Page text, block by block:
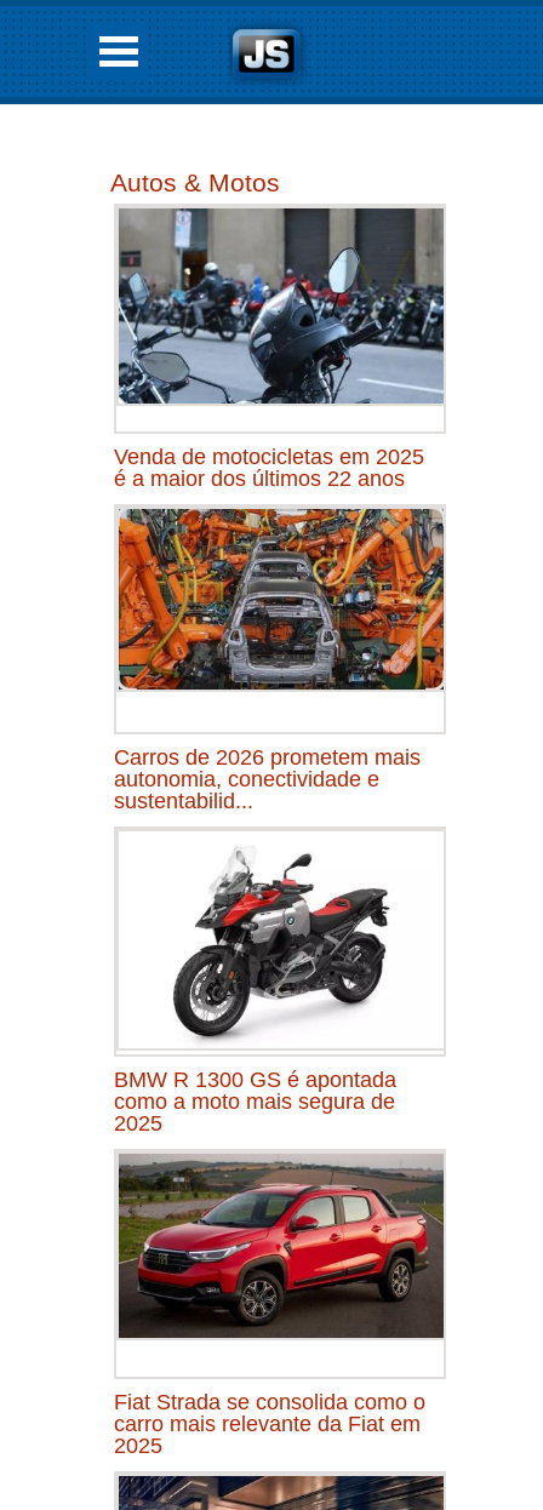
Autos & Motos
Venda de motocicletas em 2025
é a maior dos últimos 22 anos
Carros de 2026 prometem mais
autonomia, conectividade e
sustentabilid...
BMW R 1300 GS é apontada
como a moto mais segura de
2025
Fiat Strada se consolida como o
carro mais relevante da Fiat em
2025